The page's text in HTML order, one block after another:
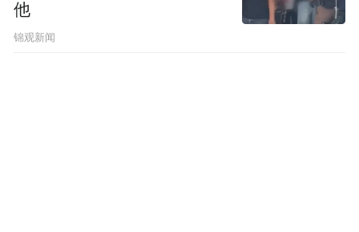
他
锦观新闻